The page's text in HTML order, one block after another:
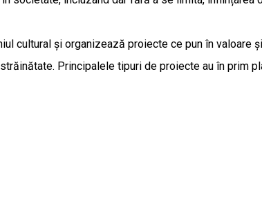
cultural și organizează proiecte ce pun în
Principalele tipuri de proiecte au în prim